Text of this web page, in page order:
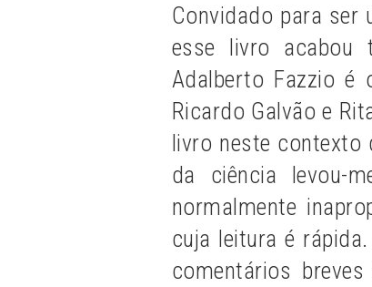
Convidado para ser
esse livro acabou
Adalberto Fazzio é
Ricardo Galvão e
livro neste contexto
da ciência levou-
normalmente
cuja leitura é
comentários